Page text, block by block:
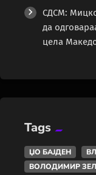
СДСМ:
да
цела
Tags
ЏО БАЈДЕН
ВОЛОДИМИР